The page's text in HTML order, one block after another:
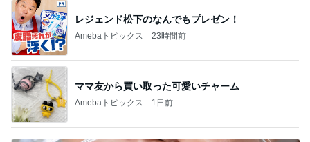
レジェンド松下のなんでもプレゼン！
Amebaトピックス 23時間前
ママ友から買い取った可愛いチャーム
Amebaトピックス 1日前